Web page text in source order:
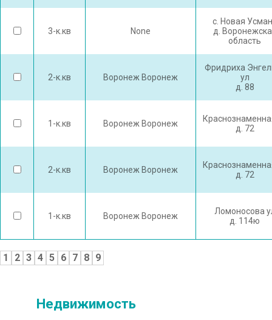
3-к.кв None
с. Новая
д.
область
2-к.кв Воронеж Воронеж
Фридриха
ул
д. 88
1-к.кв Воронеж Воронеж
д. 72
2-к.кв Воронеж Воронеж
д. 72
1-к.кв Воронеж Воронеж
Ломоносова
д. 114ю
1 2 3 4 5 6 7 8 9
Недвижимость